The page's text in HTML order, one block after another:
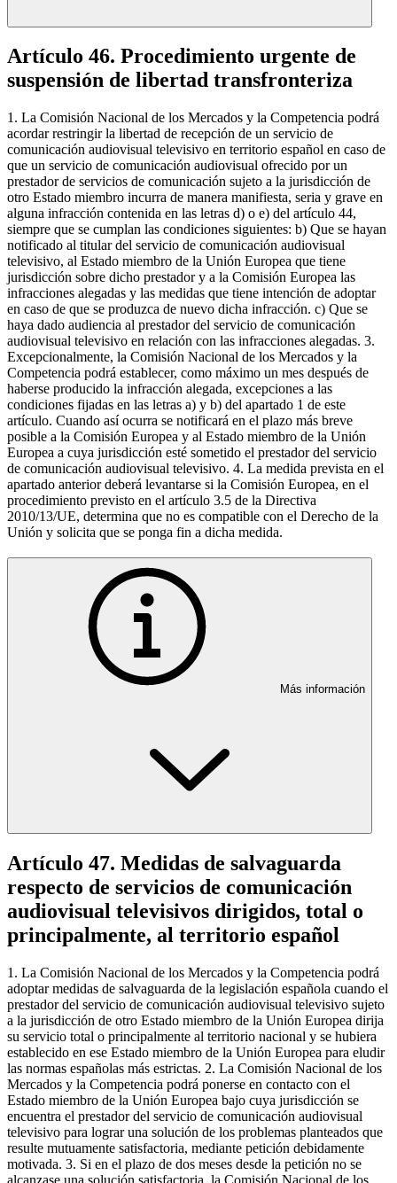
Artículo 46. Procedimiento urgente de
suspensión de libertad transfronteriza
1. La Comisión Nacional de los Mercados y la Competencia podrá
acordar restringir la libertad de recepción de un servicio de
comunicación audiovisual televisivo en territorio español en caso de
que un servicio de comunicación audiovisual ofrecido por un
prestador de servicios de comunicación sujeto a la jurisdicción de
otro Estado miembro incurra de manera manifiesta, seria y grave en
alguna infracción contenida en las letras d) o e) del artículo 44,
siempre que se cumplan las condiciones siguientes: b) Que se hayan
notificado al titular del servicio de comunicación audiovisual
televisivo, al Estado miembro de la Unión Europea que tiene
jurisdicción sobre dicho prestador y a la Comisión Europea las
infracciones alegadas y las medidas que tiene intención de adoptar
en caso de que se produzca de nuevo dicha infracción. c) Que se
haya dado audiencia al prestador del servicio de comunicación
audiovisual televisivo en relación con las infracciones alegadas. 3.
Excepcionalmente, la Comisión Nacional de los Mercados y la
Competencia podrá establecer, como máximo un mes después de
haberse producido la infracción alegada, excepciones a las
condiciones fijadas en las letras a) y b) del apartado 1 de este
artículo. Cuando así ocurra se notificará en el plazo más breve
posible a la Comisión Europea y al Estado miembro de la Unión
Europea a cuya jurisdicción esté sometido el prestador del servicio
de comunicación audiovisual televisivo. 4. La medida prevista en el
apartado anterior deberá levantarse si la Comisión Europea, en el
procedimiento previsto en el artículo 3.5 de la Directiva
2010/13/UE, determina que no es compatible con el Derecho de la
Unión y solicita que se ponga fin a dicha medida.
Más información
Artículo 47. Medidas de salvaguarda
respecto de servicios de comunicación
audiovisual televisivos dirigidos, total o
principalmente, al territorio español
1. La Comisión Nacional de los Mercados y la Competencia podrá
adoptar medidas de salvaguarda de la legislación española cuando el
prestador del servicio de comunicación audiovisual televisivo sujeto
a la jurisdicción de otro Estado miembro de la Unión Europea dirija
su servicio total o principalmente al territorio nacional y se hubiera
establecido en ese Estado miembro de la Unión Europea para eludir
las normas españolas más estrictas. 2. La Comisión Nacional de los
Mercados y la Competencia podrá ponerse en contacto con el
Estado miembro de la Unión Europea bajo cuya jurisdicción se
encuentra el prestador del servicio de comunicación audiovisual
televisivo para lograr una solución de los problemas planteados que
resulte mutuamente satisfactoria, mediante petición debidamente
motivada. 3. Si en el plazo de dos meses desde la petición no se
alcanzase una solución satisfactoria, la Comisión Nacional de los